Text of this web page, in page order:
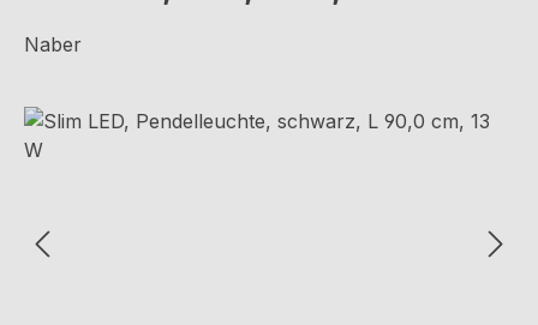
Naber
Bildergalerie überspringen